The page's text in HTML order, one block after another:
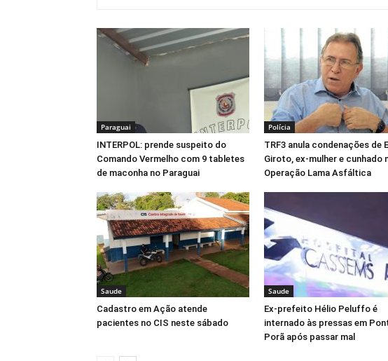
Paraguai
INTERPOL: prende suspeito do
Comando Vermelho com 9 tabletes
de maconha no Paraguai
Polícia
TRF3 anula condenações de
Giroto, ex-mulher e cunhado
Operação Lama Asfáltica
Saude
Cadastro em Ação atende
pacientes no CIS neste sábado
Saude
Ex-prefeito Hélio Peluffo é
internado às pressas em
Porã após passar mal